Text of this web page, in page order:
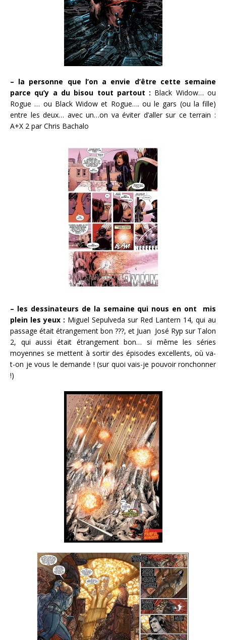
– la personne que l’on a envie d’être cette semaine
parce qu’y a du bisou tout partout : Black Widow… ou
Rogue … ou Black Widow et Rogue…. ou le gars (ou la fille)
entre les deux… avec un…on va éviter d’aller sur ce terrain :
A+X 2 par Chris Bachalo
– les dessinateurs de la semaine qui nous en ont mis
plein les yeux : Miguel Sepulveda sur Red Lantern 14, qui au
passage était étrangement bon ???, et Juan José Ryp sur Talon
2, qui aussi était étrangement bon… si même les séries
moyennes se mettent à sortir des épisodes excellents, où va-
t-on je vous le demande ! (sur quoi vais-je pouvoir ronchonner
!)